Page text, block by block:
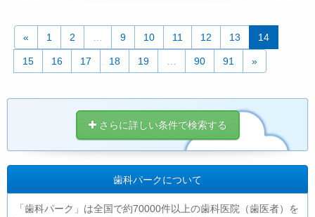
« 1 2 9 10 11 12 13 14
15 16 17 18 19 90 91 »
さらに詳しい条件で検索する
歯科パークについて
「歯科パーク」は全国で約70000件以上の歯科医院（歯医者）を